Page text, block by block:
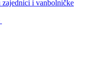
zajednici i vanbolničke